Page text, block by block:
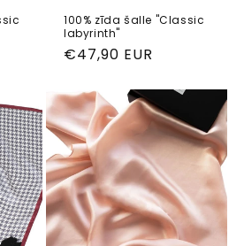
100% zīda šalle "Classic
labyrinth"
Parastā
€47,90 EUR